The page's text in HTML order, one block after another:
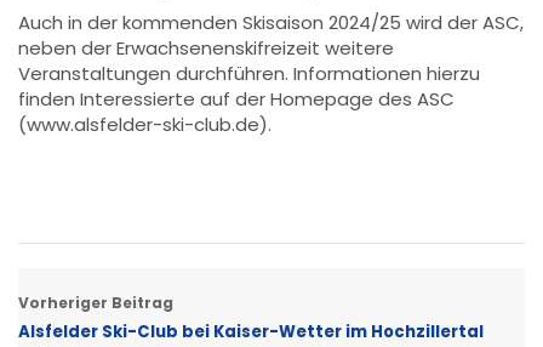
Auch in der kommenden Skisaison 2024/25 wird der ASC,
neben der Erwachsenenskifreizeit weitere
Veranstaltungen durchführen. Informationen hierzu
finden Interessierte auf der Homepage des ASC
(www.alsfelder-ski-club.de).
Vorheriger Beitrag
Alsfelder Ski-Club bei Kaiser-Wetter im Hochzillertal